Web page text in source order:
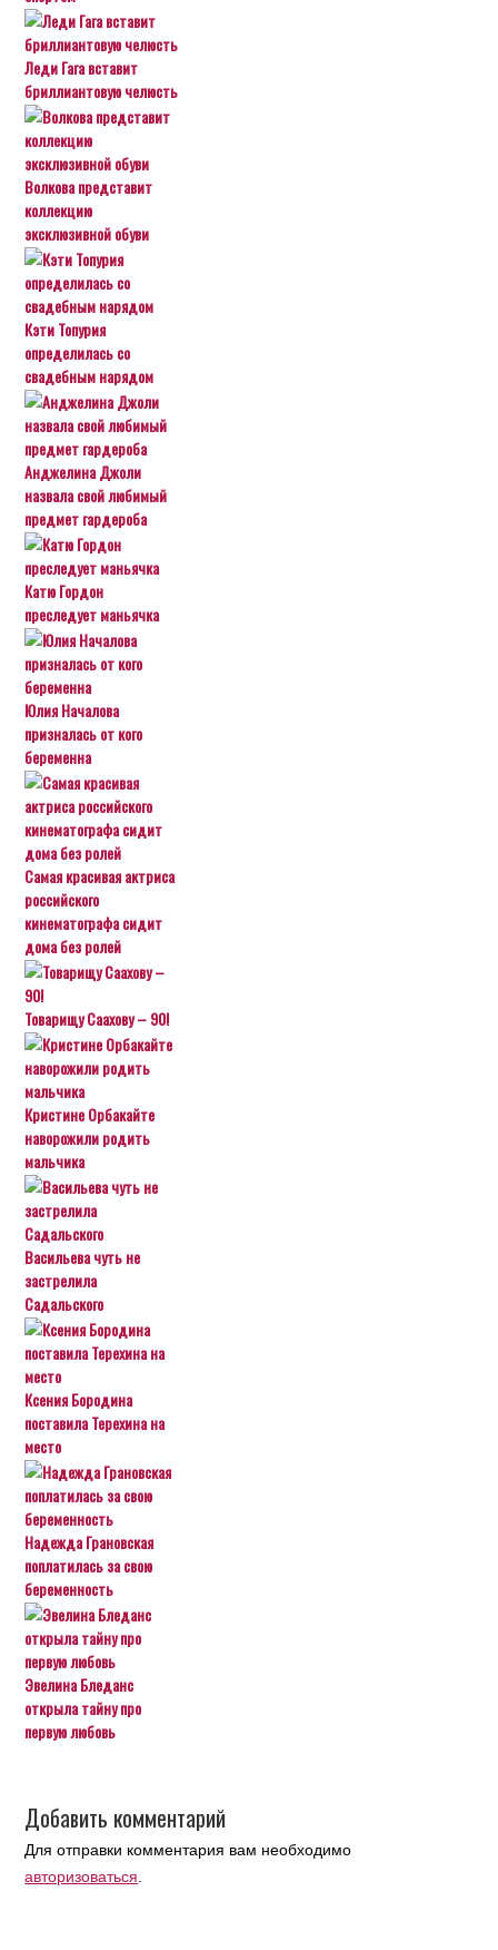
Леди Гага вставит
бриллиантовую челюсть
Волкова представит
коллекцию
эксклюзивной обуви
Кэти Топурия
определилась со
свадебным нарядом
Анджелина Джоли
назвала свой любимый
предмет гардероба
Катю Гордон
преследует маньячка
Юлия Началова
призналась от кого
беременна
Самая красивая актриса
российского
кинематографа сидит
дома без ролей
Товарищу Саахову – 90!
Кристине Орбакайте
наворожили родить
мальчика
Васильева чуть не
застрелила
Садальского
Ксения Бородина
поставила Терехина на
место
Надежда Грановская
поплатилась за свою
беременность
Эвелина Бледанс
открыла тайну про
первую любовь
Добавить комментарий
Для отправки комментария вам необходимо
авторизоваться